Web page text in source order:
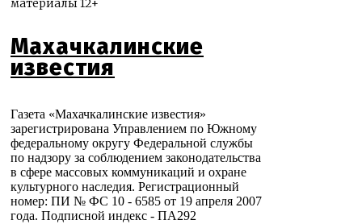
материалы 12+
Махачкалинские
известия
Газета «Махачкалинские известия»
зарегистрирована Управлением по Южному
федеральному округу Федеральной службы
по надзору за соблюдением законодательства
в сфере массовых коммуникаций и охране
культурного наследия. Регистрационный
номер: ПИ № ФС 10 - 6585 от 19 апреля 2007
года. Подписной индекс - ПА292